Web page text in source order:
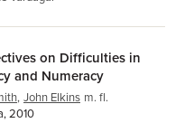
on Difficulties in
and Numeracy
, John Elkins m. fl.
2010